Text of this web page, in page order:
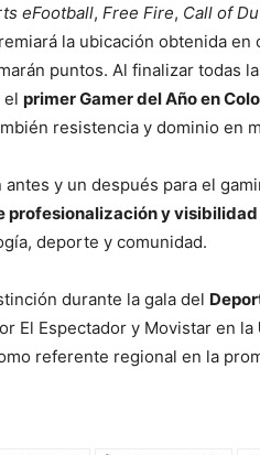
eFootball, Free Fire, Call of
la ubicación obtenida en
puntos. Al finalizar todas
el primer Gamer del Año en
resistencia y dominio en
y un después para el
profesionalización y
deporte y comunidad.
durante la gala del
El Espectador y Movistar en la
referente regional en la